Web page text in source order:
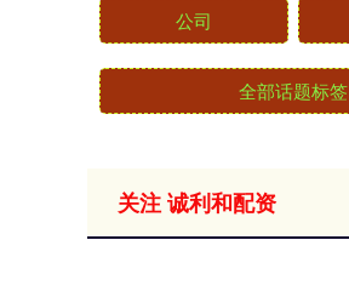
公司
全部话题标签
关注 诚利和配资